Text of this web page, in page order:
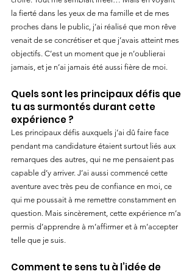
la fierté dans les yeux de ma famille et de mes
proches dans le public, j’ai réalisé que mon rêve
venait de se concrétiser et que j’avais atteint mes
objectifs. C’est un moment que je n’oublierai
jamais, et je n’ai jamais été aussi fière de moi.
Quels sont les principaux défis que
tu as surmontés durant cette
expérience ?
Les principaux défis auxquels j’ai dû faire face
pendant ma candidature étaient surtout liés aux
remarques des autres, qui ne me pensaient pas
capable d’y arriver. J’ai aussi commencé cette
aventure avec très peu de confiance en moi, ce
qui me poussait à me remettre constamment en
question. Mais sincèrement, cette expérience m’a
permis d’apprendre à m’affirmer et à m’accepter
telle que je suis.
Comment te sens tu à l’idée de